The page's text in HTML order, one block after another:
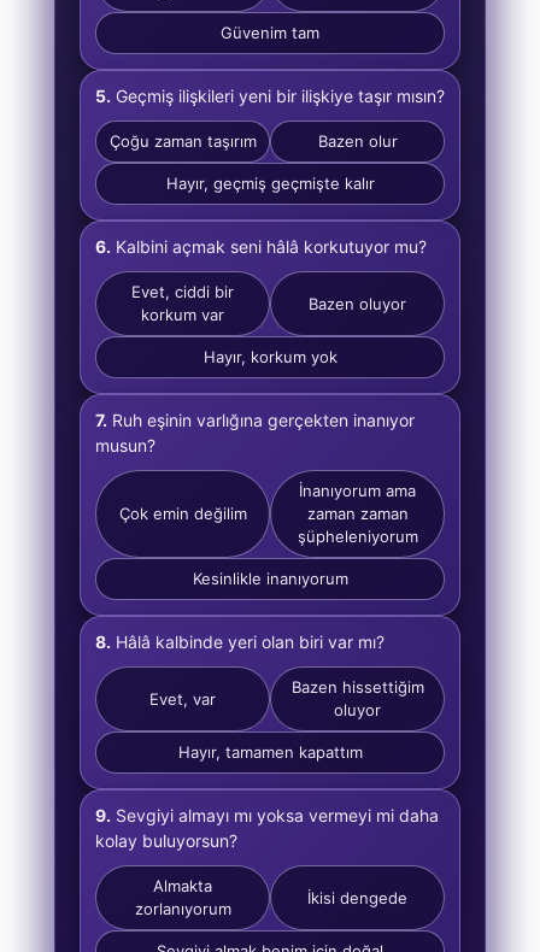
Güvenim tam
5. Geçmiş ilişkileri yeni bir ilişkiye taşır mısın?
Çoğu zaman taşırım Bazen olur
Hayır, geçmiş geçmişte kalır
6. Kalbini açmak seni hâlâ korkutuyor mu?
Evet, ciddi bir
korkum var
Bazen oluyor
Hayır, korkum yok
7. Ruh eşinin varlığına gerçekten inanıyor
musun?
Çok emin değilim
İnanıyorum ama
zaman zaman
şüpheleniyorum
Kesinlikle inanıyorum
8. Hâlâ kalbinde yeri olan biri var mı?
Evet, var
Bazen hissettiğim
oluyor
Hayır, tamamen kapattım
9. Sevgiyi almayı mı yoksa vermeyi mi daha
kolay buluyorsun?
Almakta
zorlanıyorum
İkisi dengede